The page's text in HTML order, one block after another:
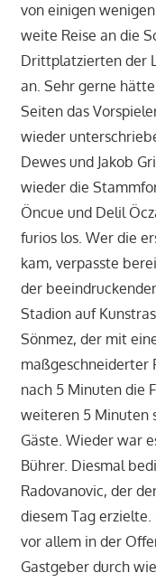
von einigen
weite Reise an die
Drittplatzierten der
an. Sehr gerne
Seiten das
wieder
Dewes und Jakob
wieder die
Öncue und Delil
furios los. Wer die
kam, verpasste
der
Stadion auf
Sönmez, der mit
maßgeschneiderter
nach 5 Minuten die
weiteren 5 Minuten
Gäste. Wieder war
Bührer. Diesmal
Radovanovic, der
diesem Tag
vor allem in der
Gastgeber durch